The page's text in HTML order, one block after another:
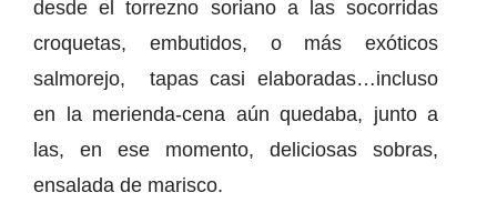
desde el torrezno soriano a las socorridas
croquetas, embutidos, o más exóticos
salmorejo, tapas casi elaboradas…incluso
en la merienda-cena aún quedaba, junto a
las, en ese momento, deliciosas sobras,
ensalada de marisco.